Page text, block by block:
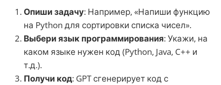
Опиши задачу: Например, «Напиши функцию
на Python для сортировки списка чисел».
Выбери язык программирования: Укажи, на
каком языке нужен код (Python, Java, C++ и
т.д.).
Получи код: GPT сгенерирует код с